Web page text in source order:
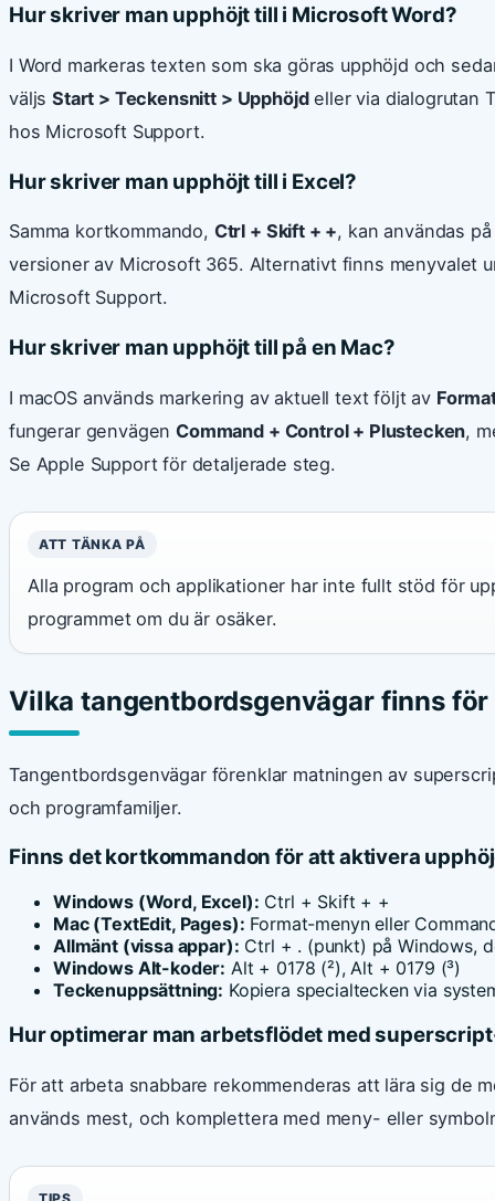
Hur skriver man upphöjt till i Microsoft Word?
I Word markeras texten som ska göras upphöjd och
väljsStart > Teckensnitt > Upphöjdeller via dialogrutan
hos Microsoft Support.
Hur skriver man upphöjt till i Excel?
Samma kortkommando, Ctrl + Skift + +, kan användas
versioner av Microsoft 365. Alternativt finns menyvalet
Microsoft Support.
Hur skriver man upphöjt till på en Mac?
I macOS används markering av aktuell text följt av
fungerar genvägenCommand + Control + Plustecken,
Se Apple Support för detaljerade steg.
ATT TÄNKA PÅ
Alla program och applikationer har inte fullt stöd för
programmet om du är osäker.
Vilka tangentbordsgenvägar finns
Tangentbordsgenvägar förenklar matningen av
och programfamiljer.
Finns det kortkommandon för att aktivera
Windows (Word, Excel): Ctrl + Skift + +
Mac (TextEdit, Pages): Format-menyn eller
Allmänt (vissa appar): Ctrl + . (punkt) på Windows,
Windows Alt-koder: Alt + 0178 (²), Alt + 0179 (³)
Teckenuppsättning: Kopiera specialtecken via
Hur optimerar man arbetsflödet med
För att arbeta snabbare rekommenderas att lära sig de
används mest, och komplettera med meny- eller